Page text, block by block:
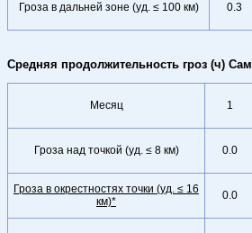
Гроза в дальней зоне (уд. ≤ 100 км) 0.3
Средняя продолжительность гроз (ч) Сам
Месяц 1
Гроза над точкой (уд. ≤ 8 км) 0.0
Гроза в окрестностях точки (уд. ≤ 16
км)*
0.0